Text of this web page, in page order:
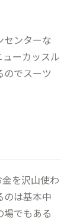
センターな
ーカッスル
のでスーツ
を沢山使わ
のは基本中
場でもある